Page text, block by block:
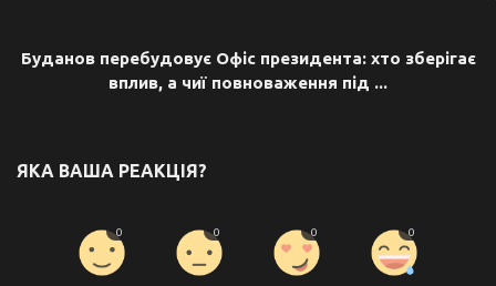
Буданов перебудовує Офіс президента: хто зберігає
вплив, а чиї повноваження під ...
ЯКА ВАША РЕАКЦІЯ?
0 0 0 0